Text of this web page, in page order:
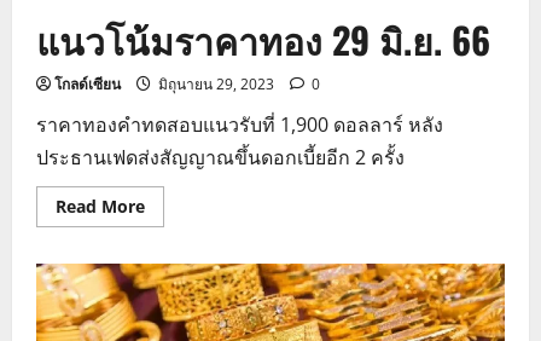
แนวโน้มราคาทอง 29 มิ.ย. 66
โกลด์เซียน มิถุนายน 29, 2023 0
ราคาทองคำทดสอบแนวรับที่ 1,900 ดอลลาร์ หลัง
ประธานเฟดส่งสัญญาณขึ้นดอกเบี้ยอีก 2 ครั้ง
Read MoreRead
more
โน้ม
ราคา
ทอง
29